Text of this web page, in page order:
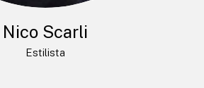
Nico Scarli
Estilista